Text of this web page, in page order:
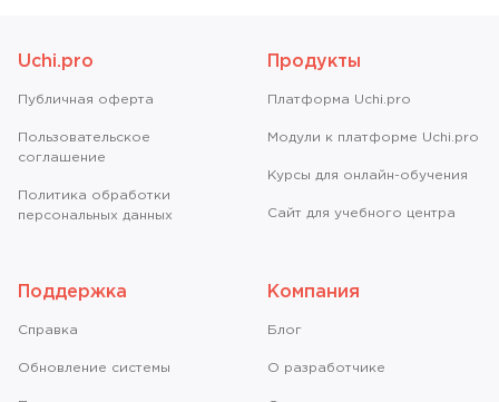
Uchi.pro
Публичная оферта
Пользовательское
соглашение
Политика обработки
персональных данных
Продукты
Платформа Uchi.pro
Модули к платформе Uchi.pro
Курсы для онлайн-обучения
Сайт для учебного центра
Поддержка
Справкa
Обновление системы
Компания
Блог
О разработчике